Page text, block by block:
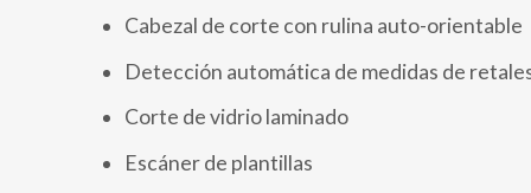
Cabezal de corte con rulina auto-orientable
Detección automática de medidas de
Corte de vidrio laminado
Escáner de plantillas